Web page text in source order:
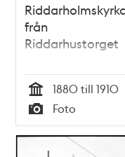
från
Riddarhustorget
Tid
1880 till 1910
Typ
Foto